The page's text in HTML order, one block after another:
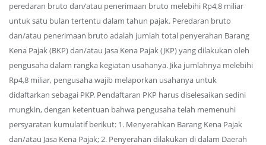
peredaran bruto dan/atau penerimaan bruto melebihi Rp4,8 miliar
untuk satu bulan tertentu dalam tahun pajak. Peredaran bruto
dan/atau penerimaan bruto adalah jumlah total penyerahan Barang
Kena Pajak (BKP) dan/atau Jasa Kena Pajak (JKP) yang dilakukan oleh
pengusaha dalam rangka kegiatan usahanya. Jika jumlahnya melebihi
Rp4,8 miliar, pengusaha wajib melaporkan usahanya untuk
didaftarkan sebagai PKP. Pendaftaran PKP harus diselesaikan sedini
mungkin, dengan ketentuan bahwa pengusaha telah memenuhi
persyaratan kumulatif berikut: 1. Menyerahkan Barang Kena Pajak
dan/atau Jasa Kena Pajak; 2. Penyerahan dilakukan di dalam Daerah